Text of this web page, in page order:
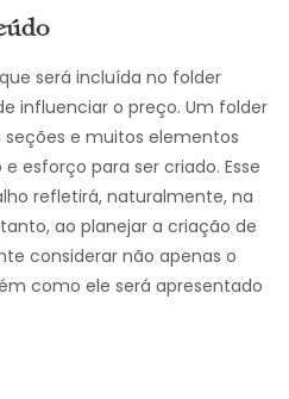
será incluída no folder
influenciar o preço. Um folder
e muitos elementos
esforço para ser criado. Esse
refletirá, naturalmente, na
ao planejar a criação de
considerar não apenas o
como ele será apresentado